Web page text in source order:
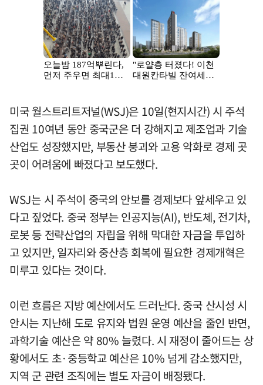
미국 월스트리트저널(WSJ)은 10일(현지시간) 시 주석
집권 10여년 동안 중국군은 더 강해지고 제조업과 기술
산업도 성장했지만, 부동산 붕괴와 고용 악화로 경제 곳
곳이 어려움에 빠졌다고 보도했다.
WSJ는 시 주석이 중국의 안보를 경제보다 앞세우고 있
다고 짚었다. 중국 정부는 인공지능(AI), 반도체, 전기차,
로봇 등 전략산업의 자립을 위해 막대한 자금을 투입하
고 있지만, 일자리와 중산층 회복에 필요한 경제개혁은
미루고 있다는 것이다.
이런 흐름은 지방 예산에서도 드러난다. 중국 산시성 시
안시는 지난해 도로 유지와 법원 운영 예산을 줄인 반면,
과학기술 예산은 약 80% 늘렸다. 시 재정이 줄어드는 상
황에서도 초·중등학교 예산은 10% 넘게 감소했지만,
지역 군 관련 조직에는 별도 자금이 배정됐다.